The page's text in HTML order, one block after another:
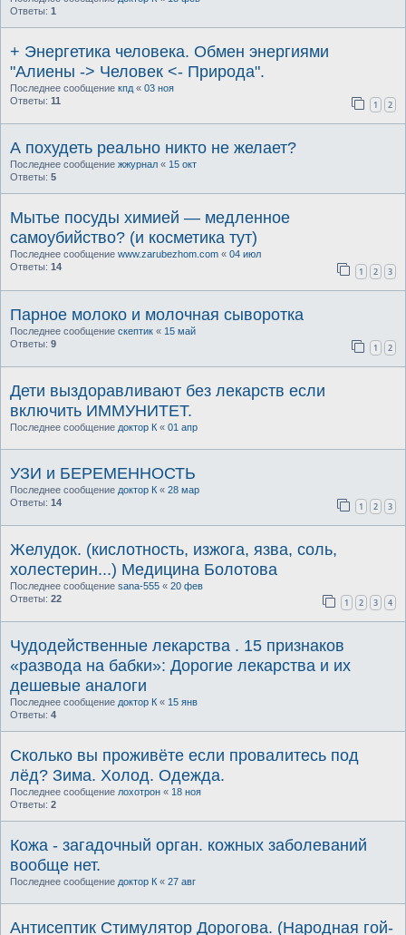
Ответы: 1
+ Энергетика человека. Обмен энергиями
"Алиены -> Человек <- Природа".
Последнее сообщение кпд « 03 ноя
Ответы: 11 1 2
А похудеть реально никто не желает?
Последнее сообщение жжурнал « 15 окт
Ответы: 5
Мытье посуды химией — медленное
самоубийство? (и косметика тут)
Последнее сообщение www.zarubezhom.com « 04 июл
Ответы: 14 1 2 3
Парное молоко и молочная сыворотка
Последнее сообщение скептик « 15 май
Ответы: 9 1 2
Дети выздоравливают без лекарств если
включить ИММУНИТЕТ.
Последнее сообщение доктор К « 01 апр
УЗИ и БЕРЕМЕННОСТЬ
Последнее сообщение доктор К « 28 мар
Ответы: 14 1 2 3
Желудок. (кислотность, изжога, язва, соль,
холестерин...) Медицина Болотова
Последнее сообщение sana-555 « 20 фев
Ответы: 22 1 2 3 4
Чудодейственные лекарства . 15 признаков
«развода на бабки»: Дорогие лекарства и их
дешевые аналоги
Последнее сообщение доктор К « 15 янв
Ответы: 4
Сколько вы проживёте если провалитесь под
лёд? Зима. Холод. Одежда.
Последнее сообщение лохотрон « 18 ноя
Ответы: 2
Кожа - загадочный орган. кожных заболеваний
вообще нет.
Последнее сообщение доктор К « 27 авг
Антисептик Стимулятор Дорогова. (Народная гой-